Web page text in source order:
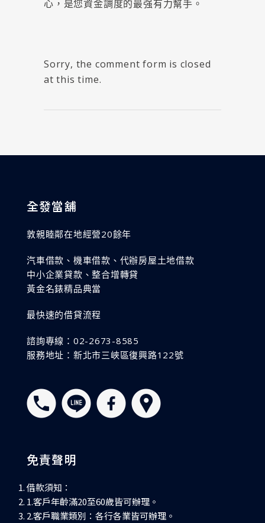
心，是您資金調度的最强有力幫手。
Sorry, the comment form is closed
at this time.
全發當舖
敦親睦鄰在地經營20餘年
汽車借款、機車借款、代辦房屋土地借款
中小企業貸款、整合增轉貸
黃金名錶精品典當
最快速的借貸流程
諮詢專線：02-2673-8585
服務地址：新北市三峽區復興路122號
免責聲明
借款須知：
1.客戶年齡滿20至60歲皆可辦理。
2.客戶職業類別：各行各業皆可辦理。